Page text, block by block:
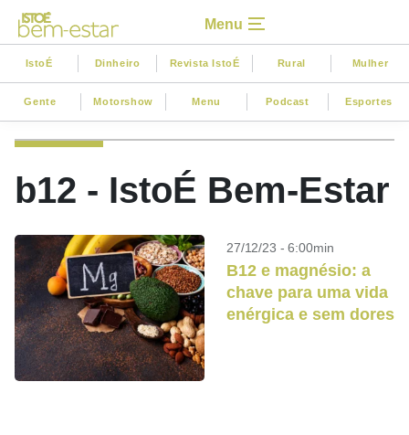
Menu
IstoÉ Dinheiro Revista IstoÉ Rural Mulher
Gente Motorshow Menu Podcast Esportes
b12 - IstoÉ Bem-Estar
27/12/23 - 6:00min
B12 e magnésio: a
chave para uma vida
enérgica e sem dores